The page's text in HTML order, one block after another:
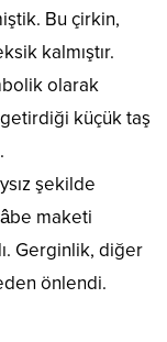
Bu çirkin,
kalmıştır.
olarak
küçük taş
şekilde
maketi
Gerginlik, diğer
önlendi.